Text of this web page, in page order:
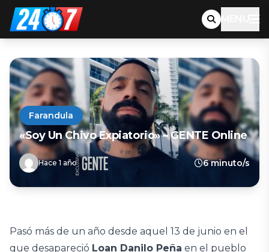
MENU
Farandula
«Soy Un Chivo Expiatorio» – GENTE Online
Hace 1 año 6 minuto/s
Pasó más de un año desde aquel 13 de junio en el
que desapareció Loan Danilo Peña en el pueblo